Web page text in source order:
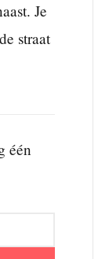
Je
straat
één